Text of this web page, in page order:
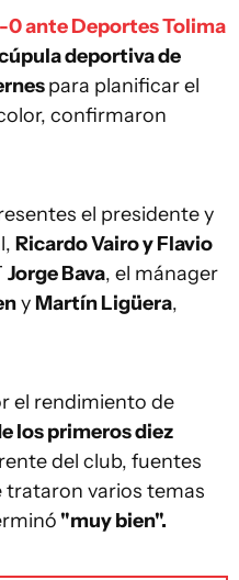
0 ante Deportes Tolima
deportiva de
para planificar el
confirmaron
el presidente y
Ricardo Vairo y Flavio
Jorge Bava, el mánager
y Martín Ligüera,
el rendimiento de
los primeros diez
del club, fuentes
varios temas
"muy bien".